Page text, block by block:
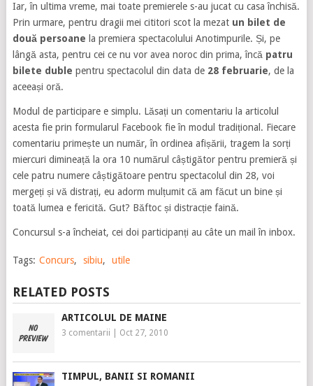
Iar, în ultima vreme, mai toate premierele s-au jucat cu casa închisă.
Prin urmare, pentru dragii mei cititori scot la mezat un bilet de
două persoane la premiera spectacolului Anotimpurile. Și, pe
lângă asta, pentru cei ce nu vor avea noroc din prima, încă patru
bilete duble pentru spectacolul din data de 28 februarie, de la
aceeași oră.
Modul de participare e simplu. Lăsați un comentariu la articolul
acesta fie prin formularul Facebook fie în modul tradițional. Fiecare
comentariu primește un număr, în ordinea afișării, tragem la sorți
miercuri dimineață la ora 10 numărul câștigător pentru premieră și
cele patru numere câștigătoare pentru spectacolul din 28, voi
mergeți și vă distrați, eu adorm mulțumit că am făcut un bine și
toată lumea e fericită. Gut? Băftoc și distracție faină.
Concursul s-a încheiat, cei doi participanți au câte un mail în inbox.
Tags: Concurs, sibiu, utile
RELATED POSTS
ARTICOLUL DE MAINE
3 comentarii Oct 27, 2010
TIMPUL, BANII SI ROMANII